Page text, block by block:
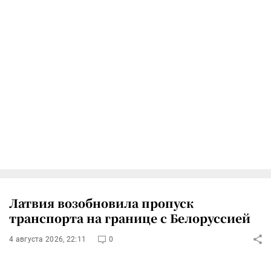
Латвия возобновила пропуск
транспорта на границе с Белоруссией
4 августа 2026, 22:11 0